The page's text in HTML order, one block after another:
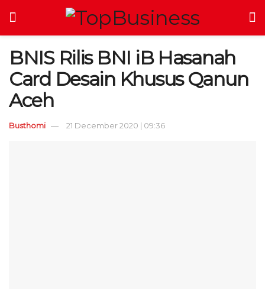
BNIS Rilis BNI iB Hasanah
Card Desain Khusus Qanun
Aceh
Busthomi 21 December 2020 | 09:36